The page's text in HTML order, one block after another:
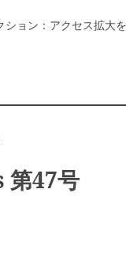
ション：アクセス拡大
第47号